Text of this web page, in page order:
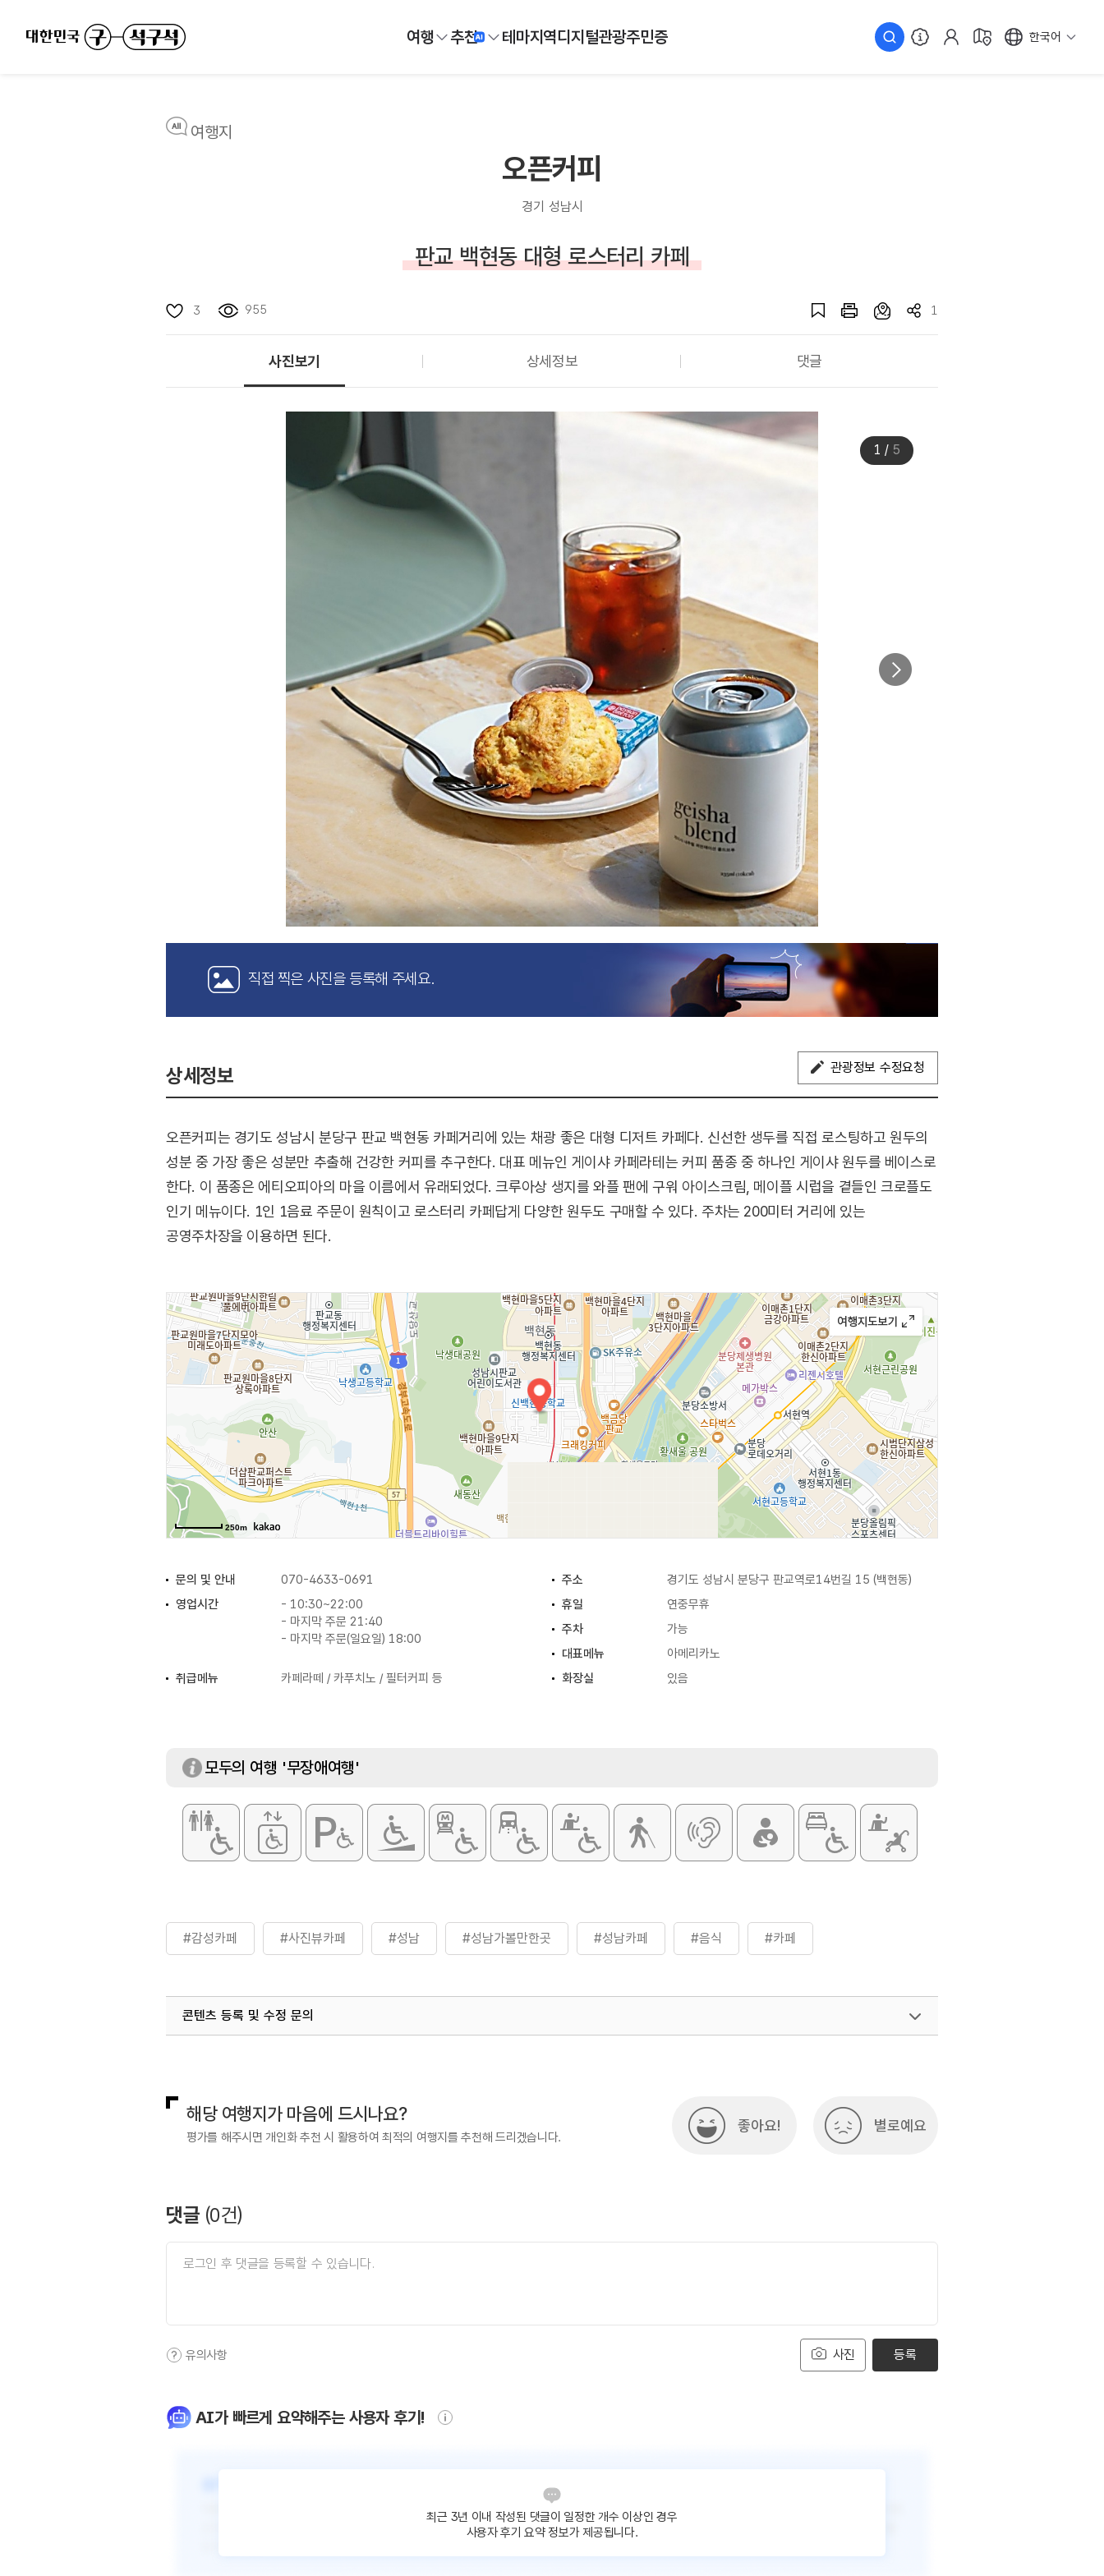
여행 추천 테마지역디지털관광주민증 한국어
여행지
오픈커피
경기 성남시
판교 백현동 대형 로스터리 카페
3 955 1
사진보기 상세정보 댓글
1 / 5
직접 찍은 사진을 등록해 주세요.
상세정보 관광정보 수정요청
오픈커피는 경기도 성남시 분당구 판교 백현동 카페거리에 있는 채광 좋은 대형 디저트 카페다. 신선한 생두를 직접 로스팅하고 원두의
성분 중 가장 좋은 성분만 추출해 건강한 커피를 추구한다. 대표 메뉴인 게이샤 카페라테는 커피 품종 중 하나인 게이샤 원두를 베이스로
한다. 이 품종은 에티오피아의 마을 이름에서 유래되었다. 크루아상 생지를 와플 팬에 구워 아이스크림, 메이플 시럽을 곁들인 크로플도
인기 메뉴이다. 1인 1음료 주문이 원칙이고 로스터리 카페답게 다양한 원두도 구매할 수 있다. 주차는 200미터 거리에 있는
공영주차장을 이용하면 된다.
250m
문의 및 안내 070-4633-0691 주소
경기도 성남시 분당구 판교역로14번길 15 (백현동)
영업시간
- 10:30~22:00
- 마지막 주문 21:40
- 마지막 주문(일요일) 18:00
휴일
연중무휴
주차
가능
대표메뉴
아메리카노
취급메뉴
카페라떼 / 카푸치노 / 필터커피 등 화장실 있음
모두의 여행 '무장애여행'
#감성카페 #사진뷰카페 #성남 #성남가볼만한곳 #성남카페 #음식 #카페
콘텐츠 등록 및 수정 문의
해당 여행지가 마음에 드시나요?
평가를 해주시면 개인화 추천 시 활용하여 최적의 여행지를 추천해 드리겠습니다.
좋아요! 별로예요
댓글 (0건)
사진
유의사항 등록
AI가 빠르게 요약해주는 사용자 후기!
최근 3년 이내 작성된 댓글이 일정한 개수 이상인 경우
사용자 후기 요약 정보가 제공됩니다.